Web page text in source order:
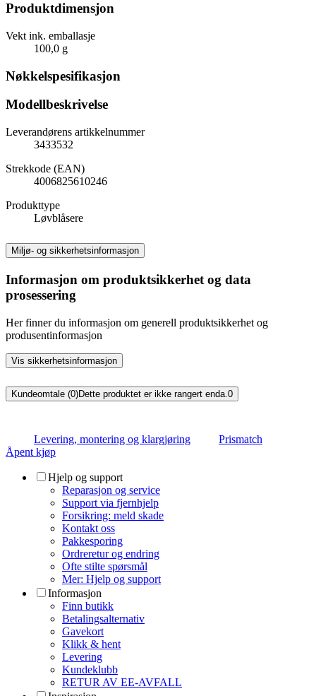
Produktdimensjon
Vekt ink. emballasje
100,0 g
Nøkkelspesifikasjon
Modellbeskrivelse
Leverandørens artikkelnummer
3433532
Strekkode (EAN)
4006825610246
Produkttype
Løvblåsere
Miljø- og sikkerhetsinformasjon
Informasjon om produktsikkerhet og data
prosessering
Her finner du informasjon om generell produktsikkerhet og
produsentinformasjon
Vis sikkerhetsinformasjon
Kundeomtale (0)Dette produktet er ikke rangert enda. 0
Levering, montering og klargjøring
Prismatch
Åpent kjøp
Hjelp og support
Reparasjon og service
Support via fjernhjelp
Forsikring: meld skade
Kontakt oss
Pakkesporing
Ordreretur og endring
Ofte stilte spørsmål
Mer: Hjelp og support
Informasjon
Finn butikk
Betalingsalternativ
Gavekort
Klikk & hent
Levering
Kundeklubb
RETUR AV EE-AVFALL